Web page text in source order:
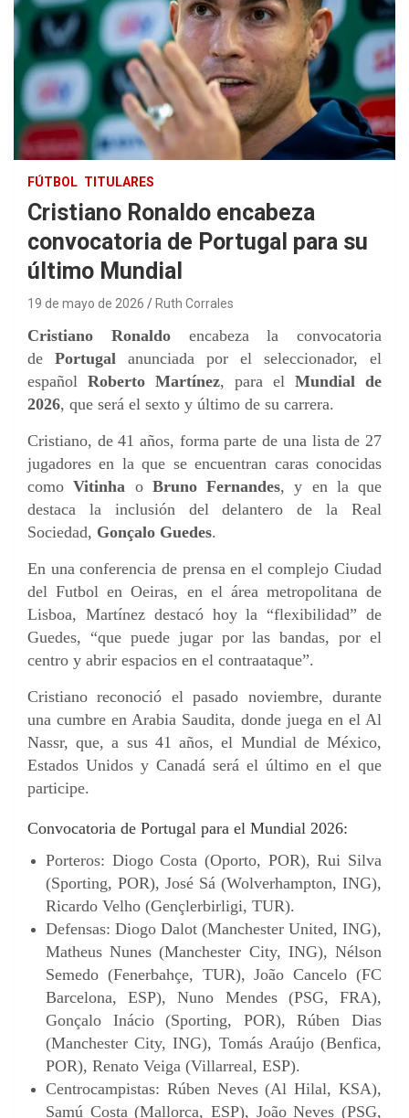
FÚTBOL TITULARES
Cristiano Ronaldo encabeza
convocatoria de Portugal para su
último Mundial
19 de mayo de 2026 Ruth Corrales
Cristiano Ronaldoencabeza la convocatoria
de Portugal anunciada por el seleccionador, el
español Roberto Martínez, para el Mundial de
2026, que será el sexto y último de su carrera.
Cristiano, de 41 años, forma parte de una lista de 27
jugadores en la que se encuentran caras conocidas
comoVitinha oBruno Fernandes, y en la que
destaca la inclusión del delantero de la Real
Sociedad, Gonçalo Guedes.
En una conferencia de prensa en el complejo Ciudad
del Futbol en Oeiras, en el área metropolitana de
Lisboa, Martínez destacó hoy la “flexibilidad” de
Guedes, “que puede jugar por las bandas, por el
centro y abrir espacios en el contraataque”.
Cristiano reconoció el pasado noviembre, durante
una cumbre en Arabia Saudita, donde juega en el Al
Nassr, que, a sus 41 años, el Mundial de México,
Estados Unidos y Canadá será el último en el que
participe.
Convocatoria de Portugal para el Mundial 2026:
Porteros: Diogo Costa (Oporto, POR), Rui Silva
(Sporting, POR), José Sá (Wolverhampton, ING),
Ricardo Velho (Gençlerbirligi, TUR).
Defensas: Diogo Dalot (Manchester United, ING),
Matheus Nunes (Manchester City, ING), Nélson
Semedo (Fenerbahçe, TUR), João Cancelo (FC
Barcelona, ESP), Nuno Mendes (PSG, FRA),
Gonçalo Inácio (Sporting, POR), Rúben Dias
(Manchester City, ING), Tomás Araújo (Benfica,
POR), Renato Veiga (Villarreal, ESP).
Centrocampistas: Rúben Neves (Al Hilal, KSA),
Samú Costa (Mallorca, ESP), João Neves (PSG,